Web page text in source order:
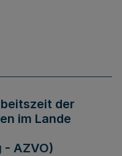
der
im Lande
AZVO)